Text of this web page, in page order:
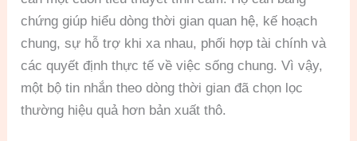
chứng giúp hiểu dòng thời gian quan hệ, kế hoạch
chung, sự hỗ trợ khi xa nhau, phối hợp tài chính và
các quyết định thực tế về việc sống chung. Vì vậy,
một bộ tin nhắn theo dòng thời gian đã chọn lọc
thường hiệu quả hơn bản xuất thô.